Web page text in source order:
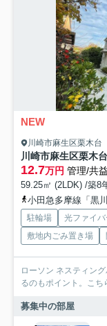
NEW
川崎市麻生区栗木台
川崎市麻生区栗木
12.7万円 管理/共
59.25㎡ (2LDK) /築8
小田急多摩線「黒
駐輪場 光ファイバ
敷地内ごみ置き場
ローソン ネスティン
るのもポイント。こち
募集中の部屋